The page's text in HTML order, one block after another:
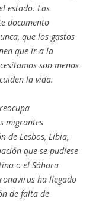
estado. Las
documento
que los gastos
que ir a la
son menos
la vida.
migrantes
de Lesbos, Libia,
que se pudiese
o el Sáhara
ha llegado
de falta de